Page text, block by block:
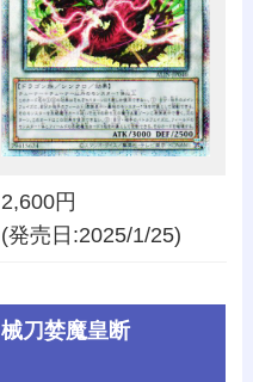
2,600円
(発売日:2025/1/25)
械刀婪魔皇断